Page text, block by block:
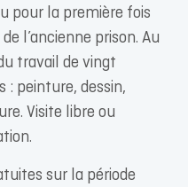
pour la première fois
l’ancienne prison. Au
travail de vingt
: peinture, dessin,
Visite libre ou
sur la période